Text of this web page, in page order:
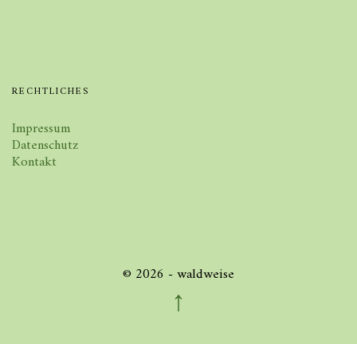
RECHTLICHES
Impressum
Datenschutz
Kontakt
© 2026 - waldweise